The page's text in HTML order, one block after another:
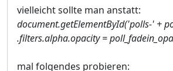
vielleicht sollte man anstatt:
document.getElementById('polls-' +
.filters.alpha.opacity =
mal folgendes probieren: